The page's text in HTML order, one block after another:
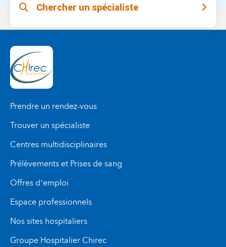
Chercher un spécialiste
Prendre un rendez-vous
Trouver un spécialiste
Centres multidisciplinaires
Prélèvements et Prises de sang
Offres d’emploi
Espace professionnels
Nos sites hospitaliers
Groupe Hospitalier Chirec